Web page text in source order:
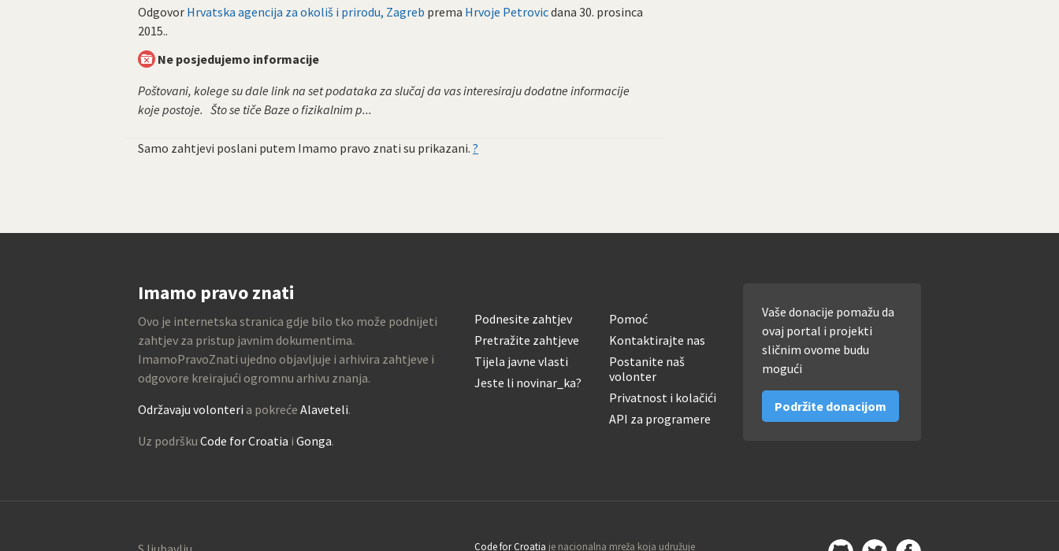
Odgovor Hrvatska agencija za okoliš i prirodu, Zagreb prema Hrvoje Petrovicdana 30. prosinca
2015..
Ne posjedujemo informacije
Poštovani, kolege su dale link na set podataka za slučaj da vas interesiraju dodatne informacije
koje postoje. Što se tiče Baze o fizikalnim p...
Samo zahtjevi poslani putem Imamo pravo znati su prikazani. ?
Imamo pravo znati
Ovo je internetska stranica gdje bilo tko može podnijeti
zahtjev za pristup javnim dokumentima.
ImamoPravoZnati ujedno objavljuje i arhivira zahtjeve i
odgovore kreirajući ogromnu arhivu znanja.
Održavaju volonteri a pokreće Alaveteli.
Uz podršku Code for Croatia i Gonga.
Podnesite zahtjev
Pretražite zahtjeve
Tijela javne vlasti
Jeste li novinar_ka?
Pomoć
Kontaktirajte nas
Postanite naš
volonter
Privatnost i kolačići
API za programere
Vaše donacije pomažu da
ovaj portal i projekti
sličnim ovome budu
mogući
Podržite donacijom
Code for Croatia je nacionalna mreža koja udružuje